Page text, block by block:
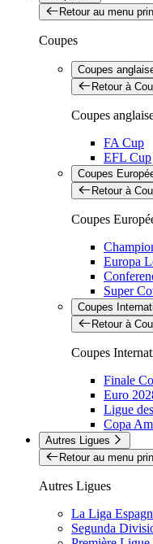
Retour au menu
Coupes
Coupes
Retour à
Coupes
FA Cup
EFL Cup
Coupes
Retour à
Coupes
Europa
Super
Coupes
Retour à
Coupes
Finale
Euro
Ligue
Copa
Autres Ligues
Retour au menu
Autres Ligues
La Liga
Segunda